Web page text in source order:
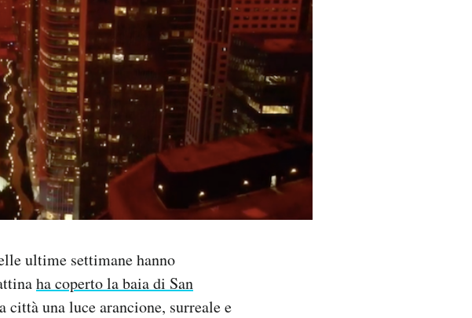
ultime settimane hanno
ha coperto la baia di San
una luce arancione, surreale e